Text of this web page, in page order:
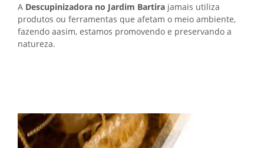
A Descupinizadora no Jardim Bartira jamais utiliza
produtos ou ferramentas que afetam o meio ambiente,
fazendo aasim, estamos promovendo e preservando a
natureza.